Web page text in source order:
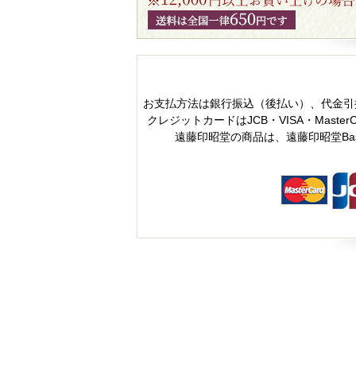
お支払方法は銀行振込（後払い）、代金
クレジットカードはJCB・VISA・
遠藤印昭堂の商品は、遠藤印昭堂